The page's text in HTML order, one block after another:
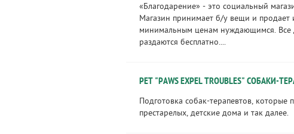
«Благодарение» - это социальный
Магазин принимает б/у вещи и продает
минимальным ценам нуждающимся. Все
раздаются бесплатно....
PET "PAWS EXPEL TROUBLES" СОБАКИ-
Подготовка собак-терапевтов, которые
престарелых, детские дома и так далее.